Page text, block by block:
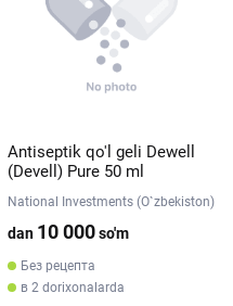
Antiseptik qo'l geli Dewell
(Devell) Pure 50 ml
National Investments (O`zbekiston)
dan 10 000so'm
Без рецепта
в 2 dorixonalarda